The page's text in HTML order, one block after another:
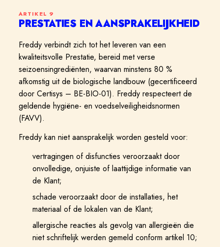
ARTIKEL 9
PRESTATIES EN AANSPRAKELIJKHEID
Freddy verbindt zich tot het leveren van een
kwaliteitsvolle Prestatie, bereid met verse
seizoensingrediënten, waarvan minstens 80 %
afkomstig uit de biologische landbouw (gecertificeerd
door Certisys – BE-BIO-01). Freddy respecteert de
geldende hygiëne- en voedselveiligheidsnormen
(FAVV).
Freddy kan niet aansprakelijk worden gesteld voor:
vertragingen of disfuncties veroorzaakt door
onvolledige, onjuiste of laattijdige informatie van
de Klant;
schade veroorzaakt door de installaties, het
materiaal of de lokalen van de Klant;
allergische reacties als gevolg van allergieën die
niet schriftelijk werden gemeld conform artikel 10;